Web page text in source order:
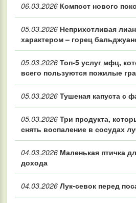
06.03.2026 Компост нового
05.03.2026 Неприхотливая
характером – горец
05.03.2026 Топ‑5 услуг мфц,
всего пользуются пожилые
05.03.2026 Тушеная капуста с
05.03.2026 Три продукта,
снять воспаление в сосудах
04.03.2026 Маленькая птичка
дохода
04.03.2026 Лук-севок перед